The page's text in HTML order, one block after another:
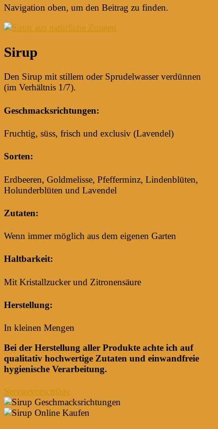
Navigation oben, um den Beitrag zu finden.
Sirup
Den Sirup mit stillem oder Sprudelwasser verdünnen
(im Verhältnis 1/7).
Geschmacksrichtungen:
Fruchtig, süss, frisch und exclusiv (Lavendel)
Sorten:
Erdbeeren, Goldmelisse, Pfefferminz, Lindenblüten,
Holunderblüten und Lavendel
Zutaten:
Wenn immer möglich aus dem eigenen Garten
Haltbarkeit:
Mit Kristallzucker und Zitronensäure
Herstellung:
In kleinen Mengen
Bei der Herstellung aller Produkte achte ich auf
qualitativ hochwertige Zutaten und einwandfreie
hygienische Verarbeitung.
Serviervorschläge